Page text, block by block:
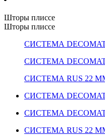
Шторы плиссе
Шторы плиссе
СИСТЕМА
СИСТЕМА
СИСТЕМА RUS 22
СИСТЕМА
СИСТЕМА
СИСТЕМА RUS 22